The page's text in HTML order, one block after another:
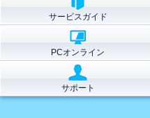
サービスガイド
PCオンライン
サポート